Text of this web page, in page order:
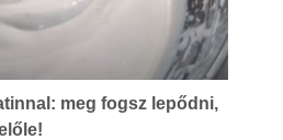
meg fogsz lepődni,